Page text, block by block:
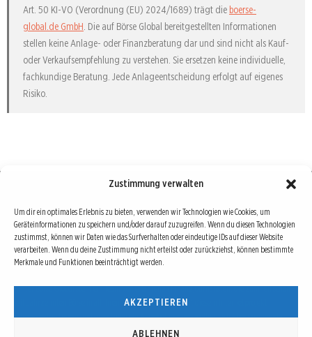
Zustimmung verwalten
Um dir ein optimales Erlebnis zu bieten, verwenden wir Technologien wie Cookies, um
Geräteinformationen zu speichern und/oder darauf zuzugreifen. Wenn du diesen Technologien
zustimmst, können wir Daten wie das Surfverhalten oder eindeutige IDs auf dieser Website
verarbeiten. Wenn du deine Zustimmung nicht erteilst oder zurückziehst, können bestimmte
Merkmale und Funktionen beeinträchtigt werden.
AKZEPTIEREN
ABLEHNEN
Art. 50 KI-VO (Verordnung (EU) 2024/1689) trägt die boerse-
global.de GmbH . Die auf Börse Global bereitgestellten Informationen
stellen keine Anlage- oder Finanzberatung dar und sind nicht als Kauf-
oder Verkaufsempfehlung zu verstehen. Sie ersetzen keine individuelle,
fachkundige Beratung. Jede Anlageentscheidung erfolgt auf eigenes
Risiko.
Börse : lokal, international, global
Erfolgreiche Börsengeschäfte bedingen vor allem drei Dinge: Verlässliche Informationen,
richtige Interpretationen und unabhängige Informationsquellen. Diese drei Bausteine sind
auch die redaktionelle Leitlinie von Börse Global.
Hinter Börse Global steht ein Team von erfahrenen Finanzjournalisten, die zum Teil schon
seit Jahrzehnten Börse in all ihren Facetten leben und mit diesem Internetprojekt
interessierten Lesern und Investoren ein Angebot machen wollen, sich über spannende
Entwicklungen, Tendenzen, Chancen und Risiken von Börsen-Investments zu informieren.